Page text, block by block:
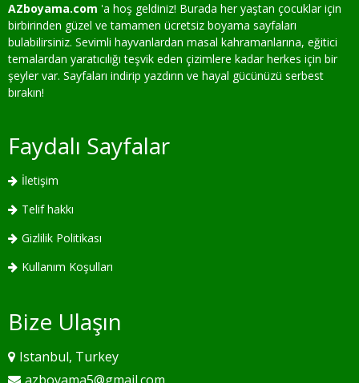
AZboyama.com 'a hoş geldiniz! Burada her yaştan çocuklar için
birbirinden güzel ve tamamen ücretsiz boyama sayfaları
bulabilirsiniz. Sevimli hayvanlardan masal kahramanlarına, eğitici
temalardan yaratıcılığı teşvik eden çizimlere kadar herkes için bir
şeyler var. Sayfaları indirip yazdırın ve hayal gücünüzü serbest
bırakın!
Faydalı Sayfalar
İletişim
Telif hakkı
Gizlilik Politikası
Kullanım Koşulları
Bize Ulaşın
Istanbul, Turkey